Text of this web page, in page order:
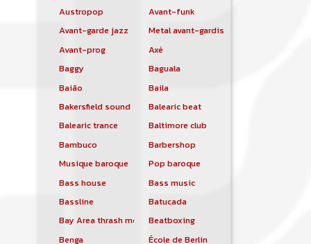
Austropop
Avant-funk
Avant-garde jazz
Metal avant-gardiste
Avant-prog
Axé
Baggy
Baguala
Baião
Baila
Bakersfield sound
Balearic beat
Balearic trance
Baltimore club
Bambuco
Barbershop
Musique baroque
Pop baroque
Bass house
Bass music
Bassline
Batucada
Bay Area thrash metal Beatboxing
Benga
École de Berlin